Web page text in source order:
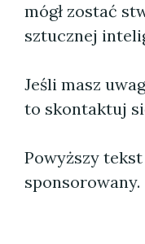
mógł zostać
sztucznej
Jeśli masz
to skontaktuj
Powyższy
sponsorowany.